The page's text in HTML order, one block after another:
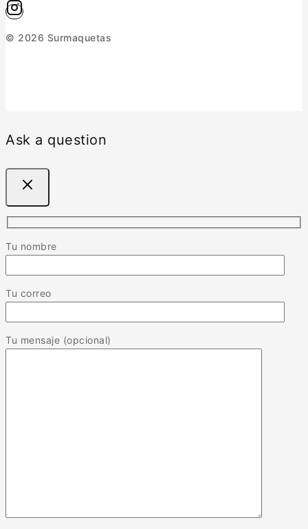
© 2026 Surmaquetas
Ask a question
Tu nombre
Tu correo
Tu mensaje (opcional)